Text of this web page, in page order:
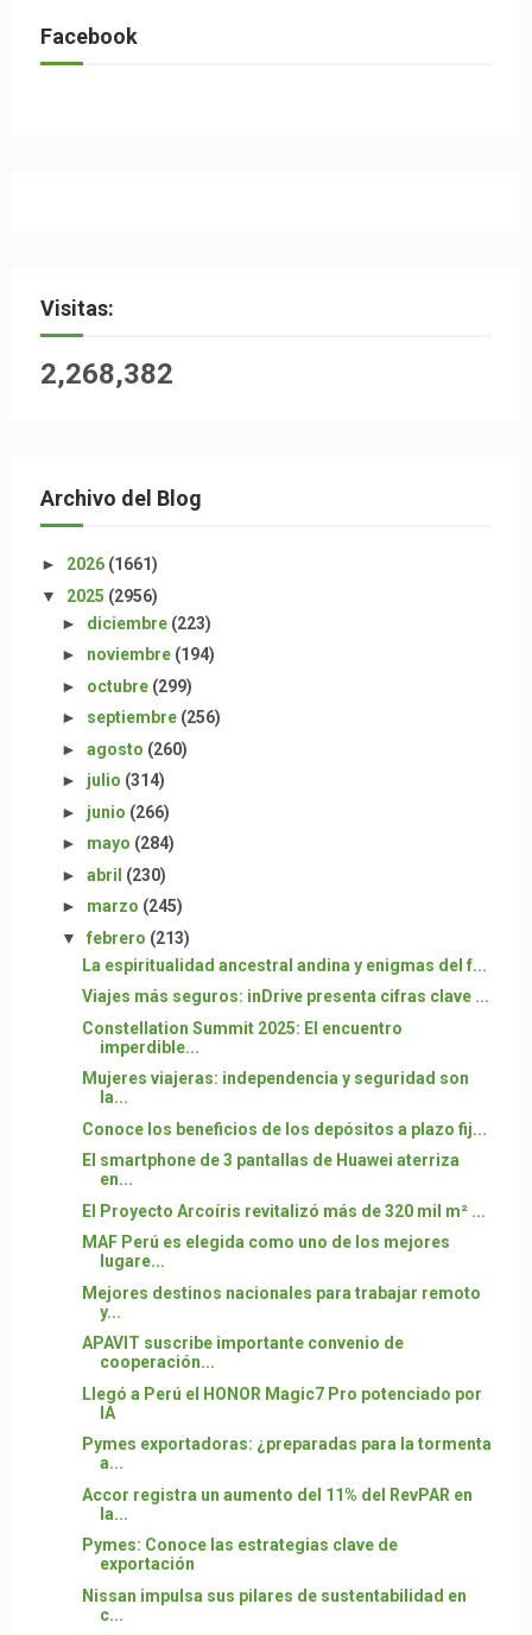
Facebook
Visitas:
2,268,382
Archivo del Blog
► 2026 (1661)
▼ 2025 (2956)
► diciembre (223)
► noviembre (194)
► octubre (299)
► septiembre (256)
► agosto (260)
► julio (314)
► junio (266)
► mayo (284)
► abril (230)
► marzo (245)
▼ febrero (213)
La espiritualidad ancestral andina y enigmas del f...
Viajes más seguros: inDrive presenta cifras clave ...
Constellation Summit 2025: El encuentro
imperdible...
Mujeres viajeras: independencia y seguridad son
la...
Conoce los beneficios de los depósitos a plazo fij...
El smartphone de 3 pantallas de Huawei aterriza
en...
El Proyecto Arcoíris revitalizó más de 320 mil m² ...
MAF Perú es elegida como uno de los mejores
lugare...
Mejores destinos nacionales para trabajar remoto
y...
APAVIT suscribe importante convenio de
cooperación...
Llegó a Perú el HONOR Magic7 Pro potenciado por
IA
Pymes exportadoras: ¿preparadas para la tormenta
a...
Accor registra un aumento del 11% del RevPAR en
la...
Pymes: Conoce las estrategias clave de
exportación
Nissan impulsa sus pilares de sustentabilidad en
c...